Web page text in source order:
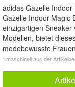
adidas Gazelle
Gazelle Indoor Magic
einzigartigen
Modellen, bietet
modebewusste
* maschinell aus der